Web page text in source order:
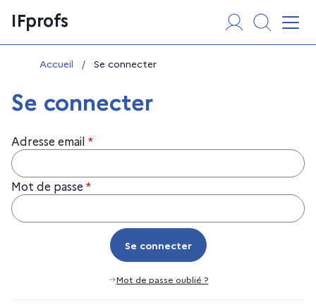
au
contenu
IFprofs
Vous êtes ici :
Accueil / Se connecter
Se connecter
Adresse email *
Mot de passe *
Se connecter
Se connecter
Mot de passe oublié ?